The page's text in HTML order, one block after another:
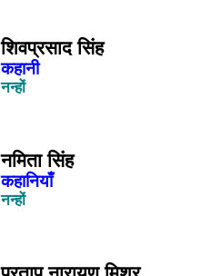
शिवप्रसाद सिंह
कहानी
नन्हों
नमिता सिंह
कहानियाँ
नन्हों